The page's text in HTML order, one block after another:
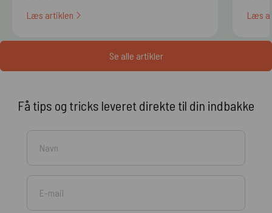
Læs artiklen Læs
Se alle artikler
Få tips og tricks leveret direkte til din indbakke